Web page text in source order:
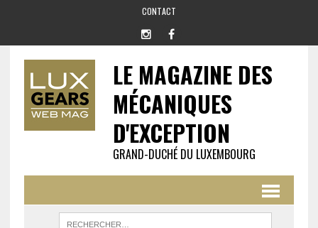
CONTACT
LE MAGAZINE DES
MÉCANIQUES
D'EXCEPTION
GRAND-DUCHÉ DU LUXEMBOURG